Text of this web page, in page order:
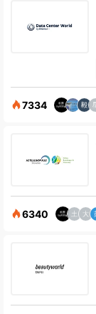
7334
6340